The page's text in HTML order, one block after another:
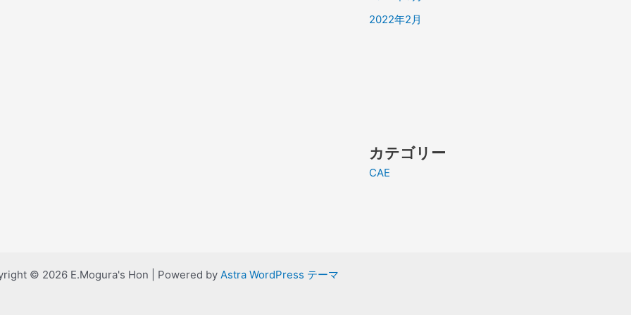
2022年2月
カテゴリー
CAE
© 2026 E.Mogura's Hon | Powered by Astra WordPress テーマ